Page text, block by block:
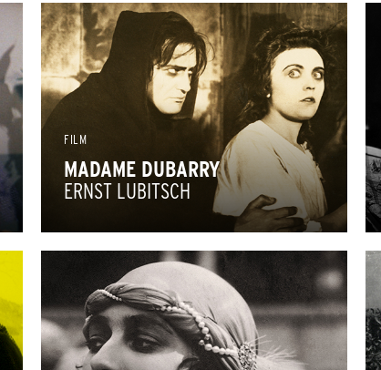
FILM
MADAME DUBARRY
ERNST LUBITSCH